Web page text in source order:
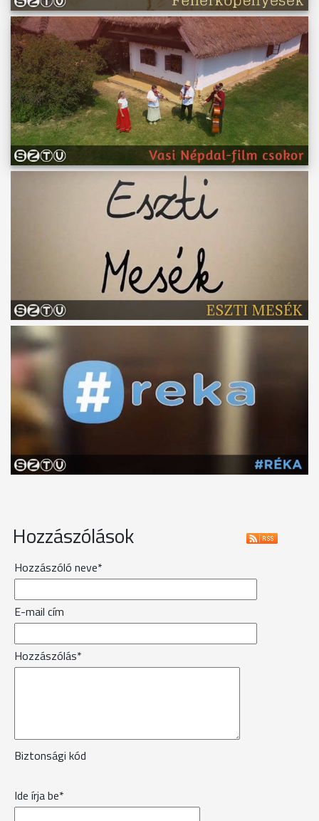
Hozzászólások
Hozzászóló neve*
E-mail cím
Hozzászólás*
Biztonsági kód
Ide írja be*